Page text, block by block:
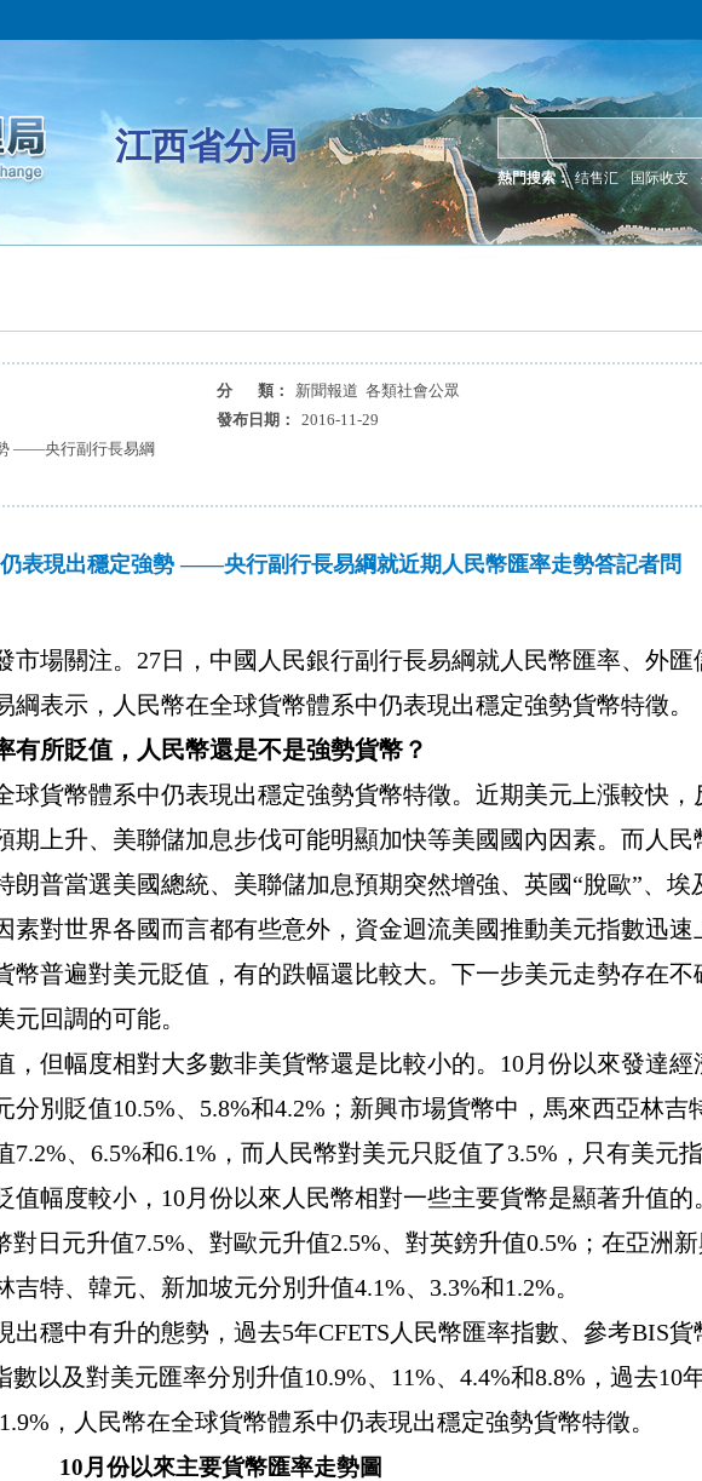
江西省分局
熱門搜索： 结售汇 国际收支
分 類：
新聞報道 各類社會公眾
發布日期：
2016-11-29
——央行副行長易綱
表現出穩定強勢 ——央行副行長易綱就近期人民幣匯率走勢答記者問
場關注。 27日，中國人民銀行副行長易綱就人民幣匯率、外匯
綱表示，人民幣在全球貨幣體系中仍表現出穩定強勢貨幣特徵。
有所貶值，人民幣還是不是強勢貨幣？
球貨幣體系中仍表現出穩定強勢貨幣特徵。近期美元上漲較快，
期上升、美聯儲加息步伐可能明顯加快等美國國內因素。而人民
朗普當選美國總統、美聯儲加息預期突然增強、英國“脫歐”、埃
對世界各國而言都有些意外，資金迴流美國推動美元指數迅速
幣普遍對美元貶值，有的跌幅還比較大。下一步美元走勢存在不
回調的可能。
但幅度相對大多數非美貨幣還是比較小的。 10月份以來發達經
分別貶值10.5%、 5.8%和4.2% ；新興市場貨幣中，馬來西亞林吉
7.2%、 6.5%和6.1% ，而人民幣對美元只貶值了3.5% ，只有美元
值幅度較小， 10月份以來人民幣相對一些主要貨幣是顯著升值的
對日元升值7.5%、對歐元升值2.5%、對英鎊升值0.5% ；在亞洲
吉特、韓元、新加坡元分別升值4.1%、 3.3%和1.2%。
出穩中有升的態勢，過去5年CFETS 人民幣匯率指數、參考BIS貨
數以及對美元匯率分別升值10.9%、 11%、 4.4%和8.8% ，過去10
，人民幣在全球貨幣體系中仍表現出穩定強勢貨幣特徵。
10月份以來主要貨幣匯率走勢圖